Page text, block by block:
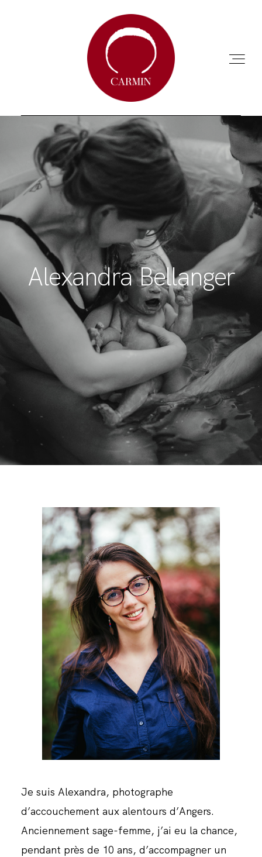
ACCUEIL
ANNUAIRE
CHARTE
BLOG
CONTACT
Alexandra Bellanger
Je suis Alexandra, photographe
d’accouchement aux alentours d’Angers.
Anciennement sage-femme, j’ai eu la chance,
pendant près de 10 ans, d’accompagner un